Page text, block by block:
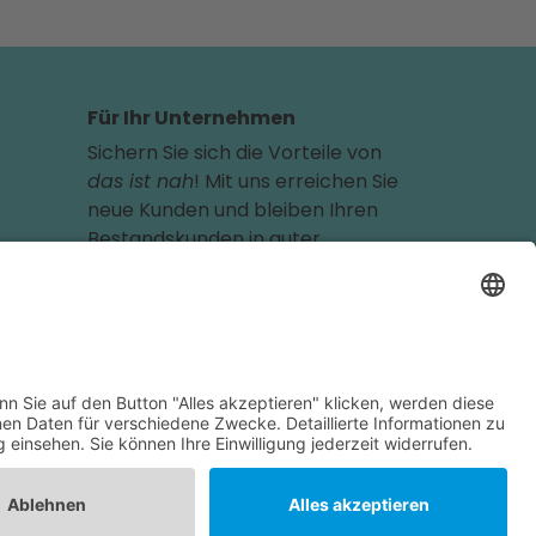
Für Ihr Unternehmen
Sichern Sie sich die Vorteile von
das ist nah! Mit uns erreichen Sie
neue Kunden und bleiben Ihren
Bestandskunden in guter
Jetzt informieren